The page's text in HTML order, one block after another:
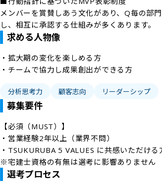
メンバーを賞賛しあう文化があり、Q毎の部
し、相互に承認する仕組みが多くあります。
求める人物像
・拡大期の変化を楽しめる方
・チームで協力し成果創出ができる方
分析思考力 顧客志向 リーダーシップ
募集要件
【必須（MUST）】
・営業経験2年以上（業界不問）
・TSUKURUBA 5 VALUES に共感いただける
※宅建士資格の有無は選考に影響ありません
選考プロセス